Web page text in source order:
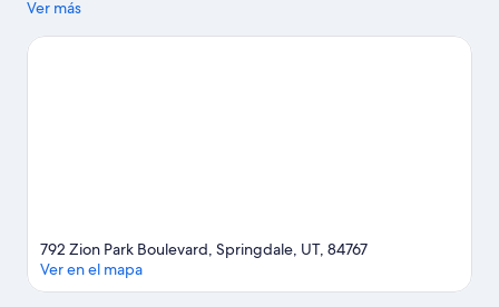
área puede apreciarse en Parque Nacional Zion y Entrada sur
encontrarás aguas termales, y si buscas un poco más de
Ver más
792 Zion Park Boulevard, Springdale, UT, 84767
Ver en el mapa